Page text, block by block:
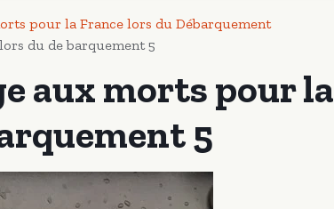
pour la France lors du Débarquement
du de barquement 5
aux morts pour la
5